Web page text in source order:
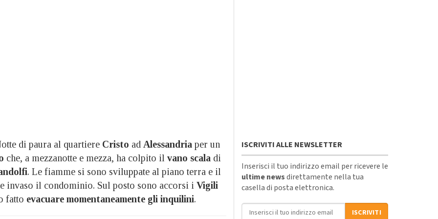
di paura al quartiere Cristo ad Alessandria per un
che, a mezzanotte e mezza, ha colpito il vano scala di
. Le fiamme si sono sviluppate al piano terra e il
invaso il condominio. Sul posto sono accorsi i Vigili
fatto evacuare momentaneamente gli inquilini.
ISCRIVITI ALLE NEWSLETTER
Inserisci il tuo indirizzo email per ricevere le
ultime newsdirettamente nella tua
casella di posta elettronica.
Indirizzo email
ISCRIVITI